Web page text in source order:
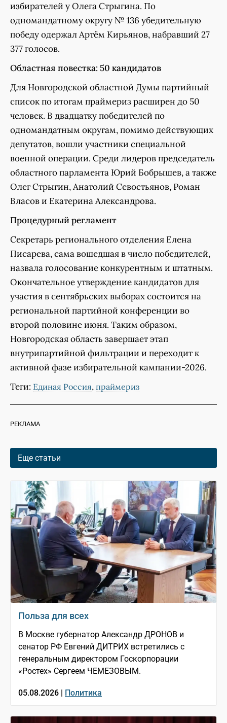
избирателей у Олега Стрыгина. По
одномандатному округу № 136 убедительную
победу одержал Артём Кирьянов, набравший 27
377 голосов.
Областная повестка: 50 кандидатов
Для Новгородской областной Думы партийный
список по итогам праймериз расширен до 50
человек. В двадцатку победителей по
одномандатным округам, помимо действующих
депутатов, вошли участники специальной
военной операции. Среди лидеров председатель
областного парламента Юрий Бобрышев, а также
Олег Стрыгин, Анатолий Севостьянов, Роман
Власов и Екатерина Александрова.
Процедурный регламент
Секретарь регионального отделения Елена
Писарева, сама вошедшая в число победителей,
назвала голосование конкурентным и штатным.
Окончательное утверждение кандидатов для
участия в сентябрьских выборах состоится на
региональной партийной конференции во
второй половине июня. Таким образом,
Новгородская область завершает этап
внутрипартийной фильтрации и переходит к
активной фазе избирательной кампании-2026.
Теги: Единая Россия, праймериз
РЕКЛАМА
Еще статьи
Польза для всех
В Москве губернатор Александр ДРОНОВ и
сенатор РФ Евгений ДИТРИХ встретились с
генеральным директором Госкорпорации
«Ростех» Сергеем ЧЕМЕЗОВЫМ.
05.08.2026 | Политика